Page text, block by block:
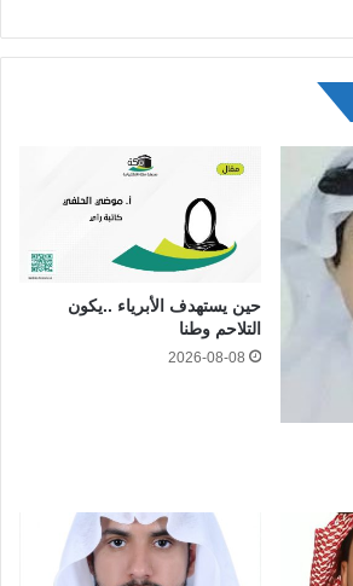
حين يستهدف الأبرياء ..يكون
التلاحم وطنا
2026-08-08